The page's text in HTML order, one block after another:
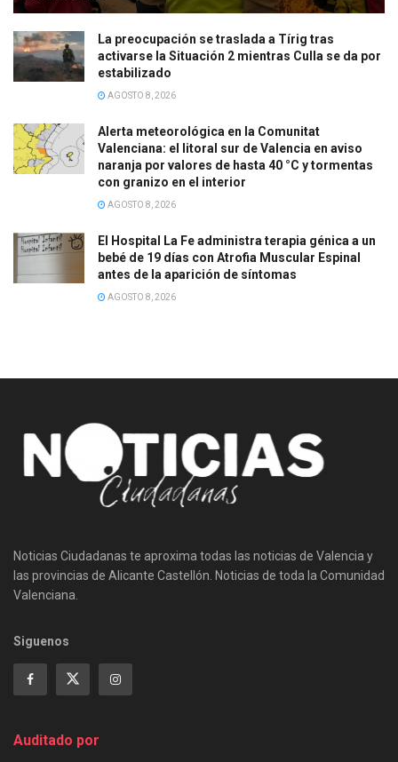
La preocupación se traslada a Tírig tras
activarse la Situación 2 mientras Culla se da por
estabilizado
AGOSTO 8, 2026
Alerta meteorológica en la Comunitat
Valenciana: el litoral sur de Valencia en aviso
naranja por valores de hasta 40 °C y tormentas
con granizo en el interior
AGOSTO 8, 2026
El Hospital La Fe administra terapia génica a un
bebé de 19 días con Atrofia Muscular Espinal
antes de la aparición de síntomas
AGOSTO 8, 2026
Noticias Ciudadanas te aproxima todas las noticias de Valencia y
las provincias de Alicante Castellón. Noticias de toda la Comunidad
Valenciana.
Siguenos
Auditado por